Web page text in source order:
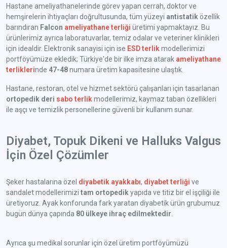
Hastane ameliyathanelerinde görev yapan cerrah, doktor ve
hemşirelerin ihtiyaçları doğrultusunda, tüm yüzeyi antistatik özellik
barındıran Falcon ameliyathane terliği üretimi yapmaktayız. Bu
ürünlerimiz ayrıca laboratuvarlar, temiz odalar ve veteriner klinikleri
için idealdir. Elektronik sanayisi için ise ESD terlik modellerimizi
portföyümüze ekledik; Türkiye'de bir ilke imza atarak ameliyathane
terliklerinde 47-48numara üretim kapasitesine ulaştık.
Hastane, restoran, otel ve hizmet sektörü çalışanları için tasarlanan
ortopedik deri sabo terlik modellerimiz, kaymaz taban özellikleri
ile aşçı ve temizlik personellerine güvenli bir kullanım sunar.
Diyabet, Topuk Dikeni ve Halluks Valgus
İçin Özel Çözümler
Şeker hastalarına özel diyabetik ayakkabı, diyabet terliği ve
sandalet modellerimizi tam ortopedik yapıda ve titiz bir el işçiliği ile
üretiyoruz. Ayak konforunda fark yaratan diyabetik ürün grubumuz
bugün dünya çapında 80 ülkeye ihraç edilmektedir
Ayrıca şu medikal sorunlar için özel üretim portföyümüzü